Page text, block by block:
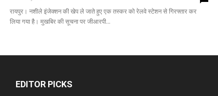
रायपुर। नशीले इंजेक्शन की खेप ले जाते हुए एक तस्कर को रेलवे स्टेशन से गिरफ्तार कर
लिया गया है। मुखबिर की सूचना पर जीआरपी...
EDITOR PICKS